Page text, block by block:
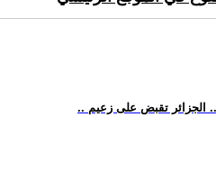
الجزائر تقبض على زعيم